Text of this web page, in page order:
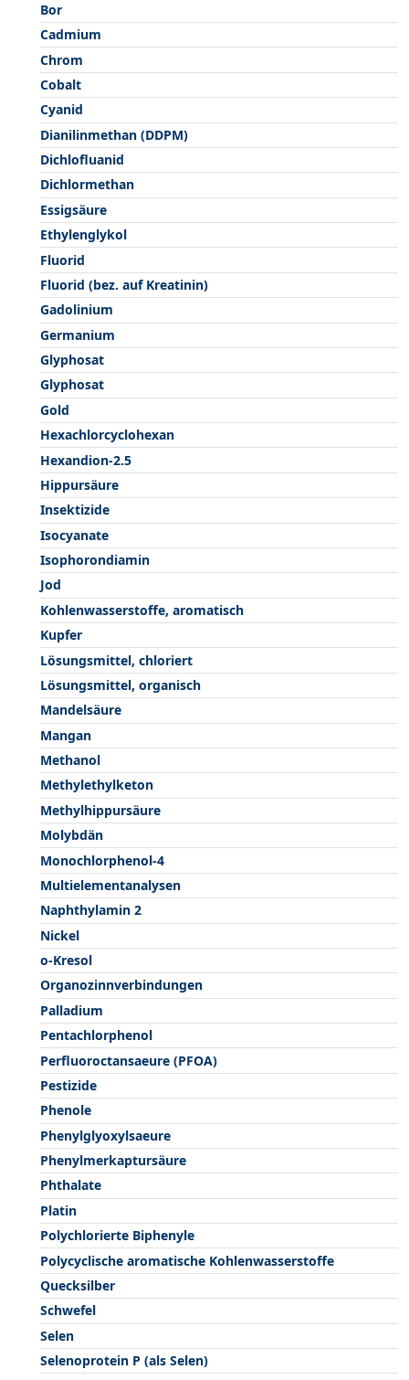
Bor
Cadmium
Chrom
Cobalt
Cyanid
Dianilinmethan (DDPM)
Dichlofluanid
Dichlormethan
Essigsäure
Ethylenglykol
Fluorid
Fluorid (bez. auf Kreatinin)
Gadolinium
Germanium
Glyphosat
Glyphosat
Gold
Hexachlorcyclohexan
Hexandion-2.5
Hippursäure
Insektizide
Isocyanate
Isophorondiamin
Jod
Kohlenwasserstoffe, aromatisch
Kupfer
Lösungsmittel, chloriert
Lösungsmittel, organisch
Mandelsäure
Mangan
Methanol
Methylethylketon
Methylhippursäure
Molybdän
Monochlorphenol-4
Multielementanalysen
Naphthylamin 2
Nickel
o-Kresol
Organozinnverbindungen
Palladium
Pentachlorphenol
Perfluoroctansaeure (PFOA)
Pestizide
Phenole
Phenylglyoxylsaeure
Phenylmerkaptursäure
Phthalate
Platin
Polychlorierte Biphenyle
Polycyclische aromatische Kohlenwasserstoffe
Quecksilber
Schwefel
Selen
Selenoprotein P (als Selen)